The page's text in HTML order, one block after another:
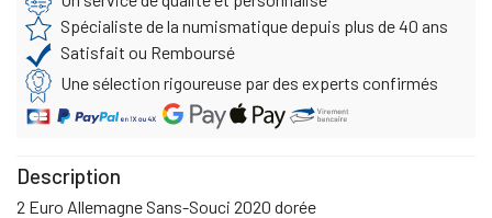
Spécialiste de la numismatique depuis plus de 40 ans
Satisfait ou Remboursé
Une sélection rigoureuse par des experts confirmés
Description
2 Euro Allemagne Sans-Souci 2020 dorée